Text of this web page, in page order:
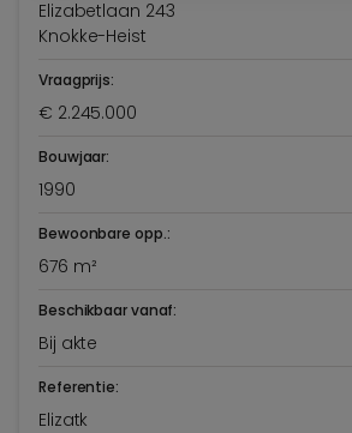
Elizabetlaan 243
Knokke-Heist
Vraagprijs:
€ 2.245.000
Bouwjaar:
1990
Bewoonbare opp.:
676 m²
Beschikbaar vanaf:
Bij akte
Referentie:
Elizatk